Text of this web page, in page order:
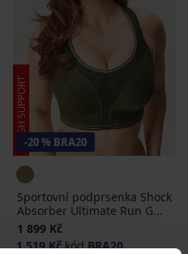
-20 % BRA20
Sportovní podprsenka Shock
Absorber Ultimate Run G...
1 899 Kč
1 519 KčkódBRA20